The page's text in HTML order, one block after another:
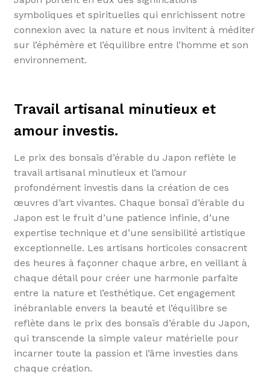
symboliques et spirituelles qui enrichissent notre
connexion avec la nature et nous invitent à méditer
sur l’éphémère et l’équilibre entre l’homme et son
environnement.
Travail artisanal minutieux et
amour investis.
Le prix des bonsaïs d’érable du Japon reflète le
travail artisanal minutieux et l’amour
profondément investis dans la création de ces
œuvres d’art vivantes. Chaque bonsaï d’érable du
Japon est le fruit d’une patience infinie, d’une
expertise technique et d’une sensibilité artistique
exceptionnelle. Les artisans horticoles consacrent
des heures à façonner chaque arbre, en veillant à
chaque détail pour créer une harmonie parfaite
entre la nature et l’esthétique. Cet engagement
inébranlable envers la beauté et l’équilibre se
reflète dans le prix des bonsaïs d’érable du Japon,
qui transcende la simple valeur matérielle pour
incarner toute la passion et l’âme investies dans
chaque création.